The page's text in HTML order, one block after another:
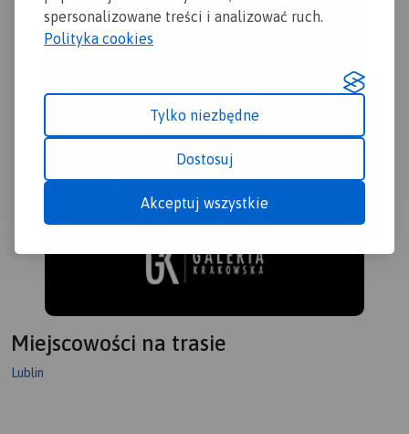
spersonalizowane treści i analizować ruch.
Polityka cookies
Tylko niezbędne
Dostosuj
Akceptuj wszystkie
Miejscowości na trasie
Lublin